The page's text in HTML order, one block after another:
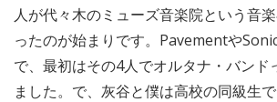
人が代々木のミューズ音楽院という音
ったのが始まりです。Pavementや
で、最初はその4人でオルタナ・バンド
ました。で、灰谷と僕は高校の同級生